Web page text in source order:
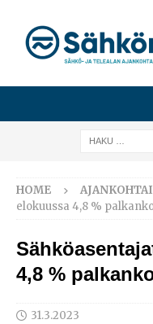
HOME
elokuussa 4,8 %
4,8 %
31.3.2023